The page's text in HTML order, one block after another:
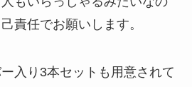
責任でお願いします。
入り3本セットも用意されて